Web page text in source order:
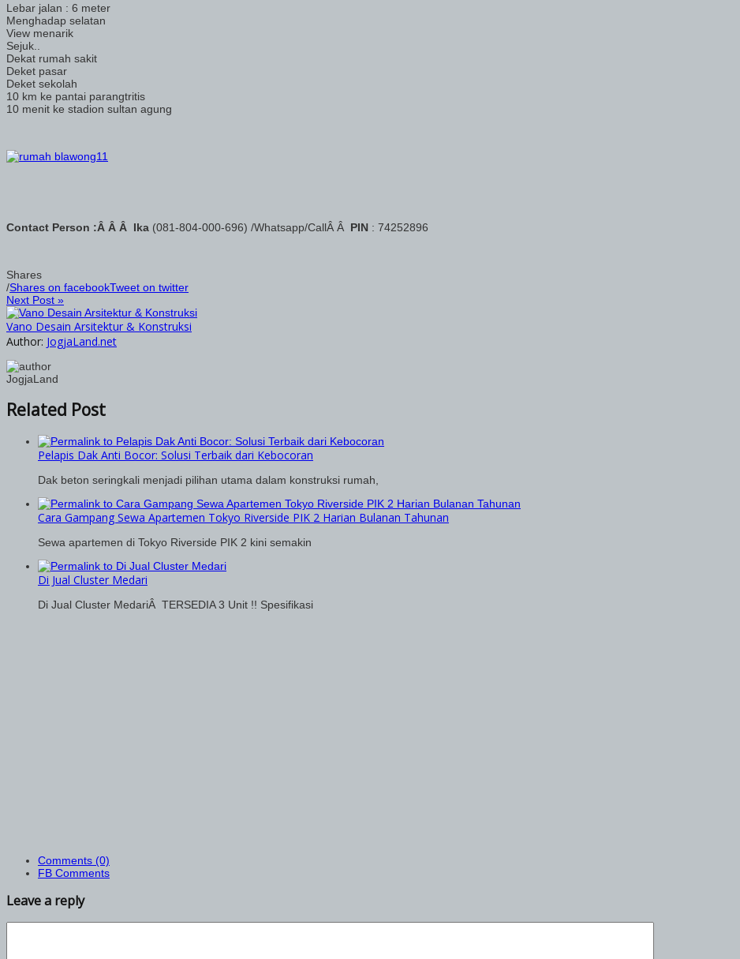
Lebar jalan : 6 meter
Menghadap selatan
View menarik
Sejuk..
Dekat rumah sakit
Deket pasar
Deket sekolah
10 km ke pantai parangtritis
10 menit ke stadion sultan agung
Contact Person :Â Â Â Ika (081-804-000-696) /Whatsapp/CallÂ Â PIN : 74252896
Shares
/Shares on facebookTweet on twitter
Next Post »
Vano Desain Arsitektur & Konstruksi
Author: JogjaLand.net
JogjaLand
Related Post
Pelapis Dak Anti Bocor: Solusi Terbaik dari Kebocoran
Dak beton seringkali menjadi pilihan utama dalam konstruksi rumah,
Cara Gampang Sewa Apartemen Tokyo Riverside PIK 2 Harian Bulanan Tahunan
Sewa apartemen di Tokyo Riverside PIK 2 kini semakin
Di Jual Cluster Medari
Di Jual Cluster MedariÂ TERSEDIA 3 Unit !! Spesifikasi
Comments (0)
FB Comments
Leave a reply